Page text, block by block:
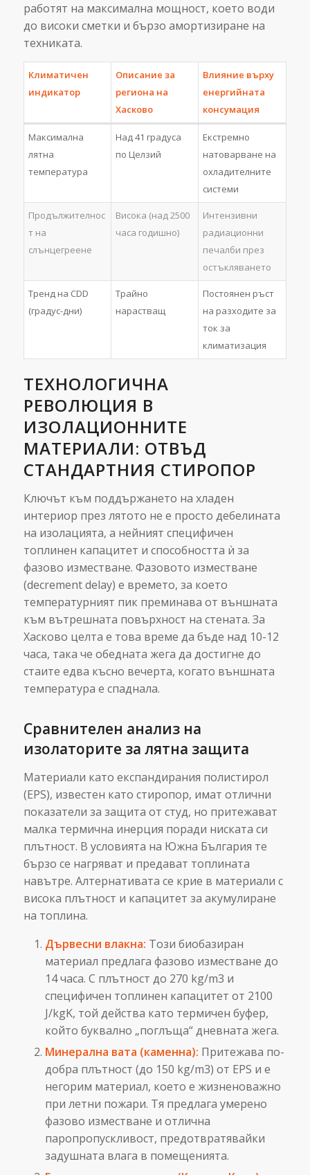
работят на максимална мощност, което води
до високи сметки и бързо амортизиране на
техниката.
Климатичен
индикатор
Описание за
региона на
Хасково
Влияние върху
енергийната
консумация
Максимална
лятна
температура
Над 41 градуса
по Целзий
Екстремно
натоварване на
охладителните
системи
Продължителнос
т на
слънцегреене
Висока (над 2500
часа годишно)
Интензивни
радиационни
печалби през
остъкляването
Тренд на CDD
(градус-дни)
Трайно
нарастващ
Постоянен ръст
на разходите за
ток за
климатизация
ТЕХНОЛОГИЧНА
РЕВОЛЮЦИЯ В
ИЗОЛАЦИОННИТЕ
МАТЕРИАЛИ: ОТВЪД
СТАНДАРТНИЯ СТИРОПОР
Ключът към поддържането на хладен
интериор през лятото не е просто дебелината
на изолацията, а нейният специфичен
топлинен капацитет и способността ѝ за
фазово изместване. Фазовото изместване
(decrement delay) е времето, за което
температурният пик преминава от външната
към вътрешната повърхност на стената. За
Хасково целта е това време да бъде над 10-12
часа, така че обедната жега да достигне до
стаите едва късно вечерта, когато външната
температура е спаднала.
Сравнителен анализ на
изолаторите за лятна защита
Материали като експандирания полистирол
(EPS), известен като стиропор, имат отлични
показатели за защита от студ, но притежават
малка термична инерция поради ниската си
плътност. В условията на Южна България те
бързо се нагряват и предават топлината
навътре. Алтернативата се крие в материали с
висока плътност и капацитет за акумулиране
на топлина.
Дървесни влакна: Този биобазиран
материал предлага фазово изместване до
14 часа. С плътност до 270 kg/m3 и
специфичен топлинен капацитет от 2100
J/kgK, той действа като термичен буфер,
който буквално „поглъща“ дневната жега.
Минерална вата (каменна): Притежава по-
добра плътност (до 150 kg/m3) от EPS и е
негорим материал, което е жизненоважно
при летни пожари. Тя предлага умерено
фазово изместване и отлична
паропропускливост, предотвратявайки
задушната влага в помещенията.